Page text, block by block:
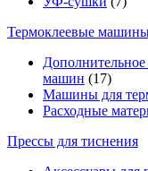
Термоклеевые
машин (17)
Машины для
Расходные
Прессы для тиснения